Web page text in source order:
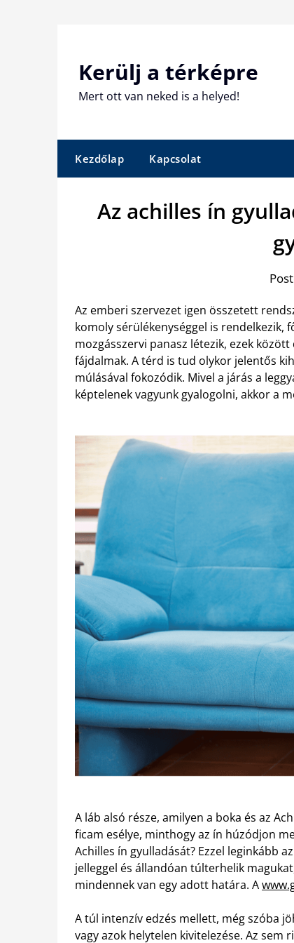
Kerülj a térképre
Mert ott van neked is a helyed!
Kezdőlap Kapcsolat
Az achilles ín
Az emberi szervezet igen összetett
komoly sérülékenységgel is rendelkezik,
mozgásszervi panasz létezik, ezek
fájdalmak. A térd is tud olykor jelentős
múlásával fokozódik. Mivel a járás a
képtelenek vagyunk gyalogolni, akkor a
A láb alsó része, amilyen a boka és az
ficam esélye, minthogy az ín húzódjon
Achilles ín gyulladását? Ezzel leginkább
jelleggel és állandóan túlterhelik
mindennek van egy adott határa. A
A túl intenzív edzés mellett, még szóba
vagy azok helytelen kivitelezése. Az